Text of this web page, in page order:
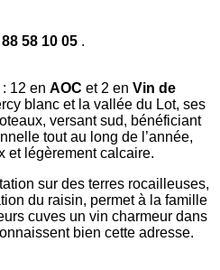
58 10 05 .
12 en AOC et 2 en Vin de
blanc et la vallée du Lot, ses
versant sud, bénéficiant
tout au long de l’année,
et légèrement calcaire.
sur des terres rocailleuses,
du raisin, permet à la famille
cuves un vin charmeur dans
bien cette adresse.